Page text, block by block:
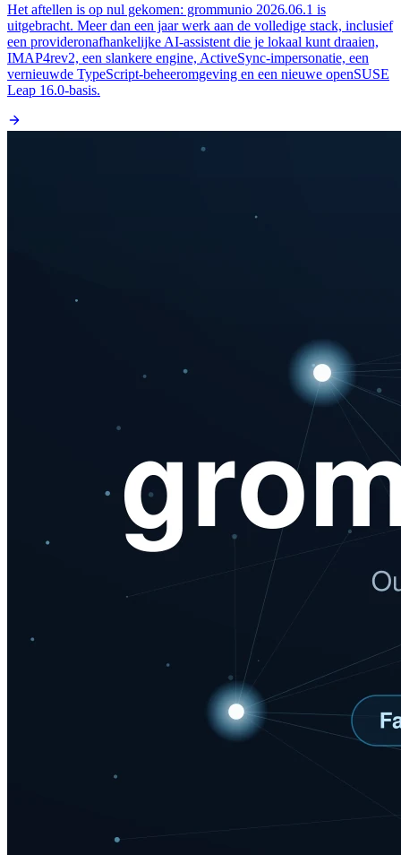
Het aftellen is op nul gekomen: grommunio 2026.06.1 is
uitgebracht. Meer dan een jaar werk aan de volledige stack, inclusief
een provideronafhankelijke AI-assistent die je lokaal kunt draaien,
IMAP4rev2, een slankere engine, ActiveSync-impersonatie, een
vernieuwde TypeScript-beheeromgeving en een nieuwe openSUSE
Leap 16.0-basis.